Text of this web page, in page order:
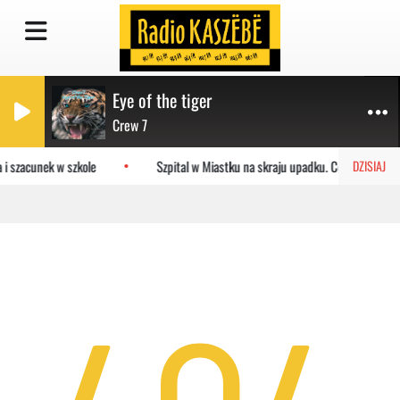
Eye of the tiger
Crew 7
DZISIAJ
szacunek w szkole Szpital w Miastku na skraju upadku. Co czeka